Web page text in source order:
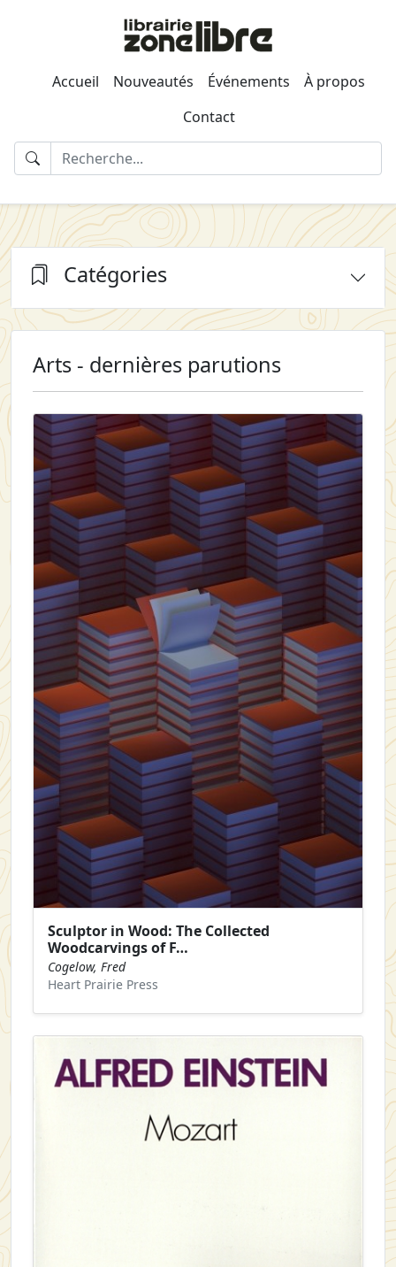
Accueil Nouveautés Événements
À propos
Contact
Catégories
Arts - dernières parutions
Sculptor in Wood: The Collected
Woodcarvings of F…
Cogelow, Fred
Heart Prairie Press